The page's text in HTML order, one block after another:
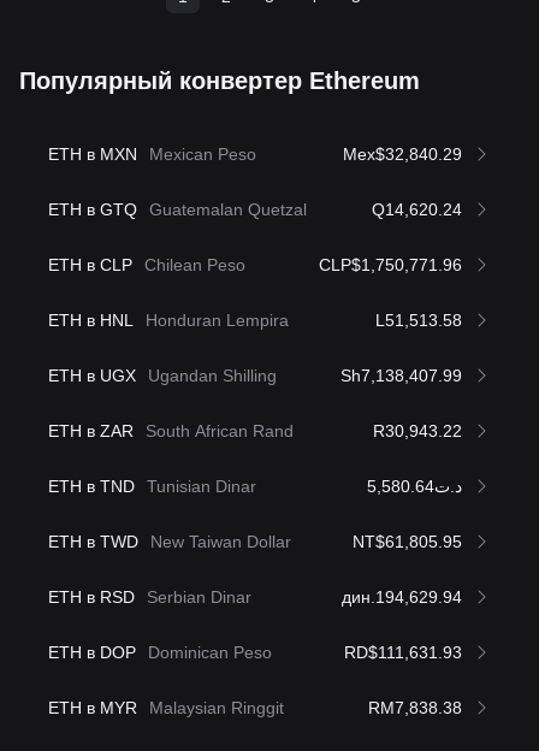
Популярный конвертер Ethereum
ETH в MXN Mexican Peso Mex$32,840.29
ETH в GTQ Guatemalan Quetzal Q14,620.24
ETH в CLP Chilean Peso CLP$1,750,771.96
ETH в HNL Honduran Lempira L51,513.58
ETH в UGX Ugandan Shilling Sh7,138,407.99
ETH в ZAR South African Rand R30,943.22
ETH в TND Tunisian Dinar د.ت5,580.64
ETH в TWD New Taiwan Dollar NT$61,805.95
ETH в RSD Serbian Dinar дин.194,629.94
ETH в DOP Dominican Peso RD$111,631.93
ETH в MYR Malaysian Ringgit RM7,838.38